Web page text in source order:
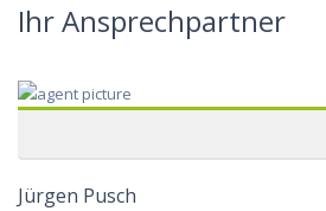
Ihr Ansprechpartner
Jürgen Pusch